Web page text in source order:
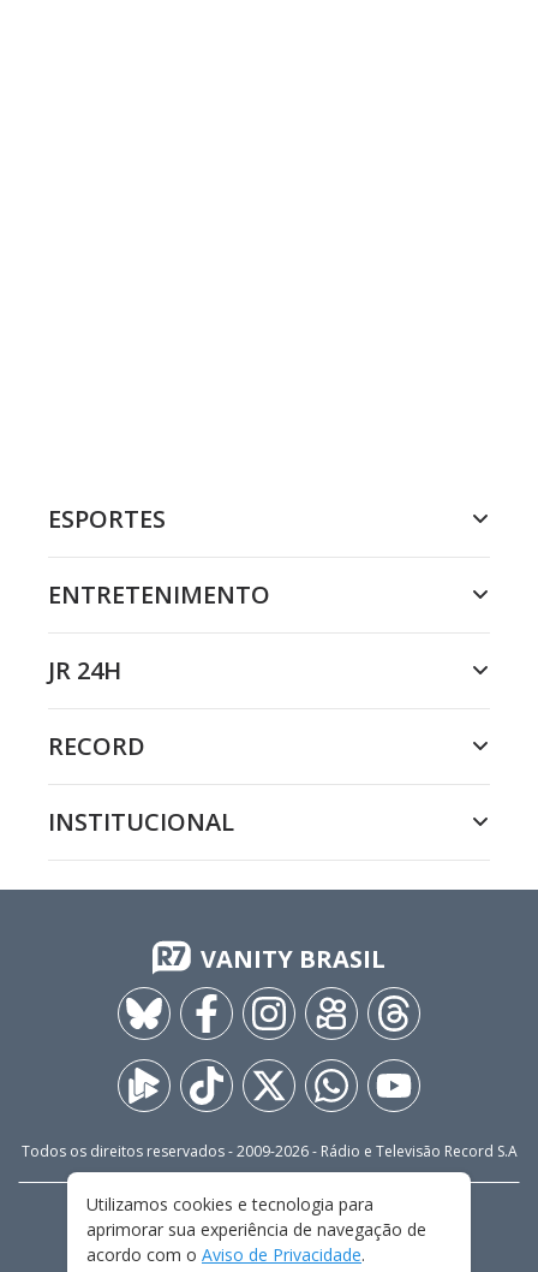
ESPORTES
ENTRETENIMENTO
JR 24H
RECORD
INSTITUCIONAL
VANITY BRASIL
Todos os direitos reservados - 2009-2026- Rádio e Televisão Record S.A
FALE CONOSCO
PRIVACIDADE
TERMOS E CONDIÇÕES DE USO
Utilizamos cookies e tecnologia para
aprimorar sua experiência de navegação de
acordo com o Aviso de Privacidade.